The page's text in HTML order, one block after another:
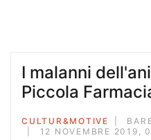
I malanni
Piccola
CULTUR&MOTIVE
12 NOVEMBRE 2019,